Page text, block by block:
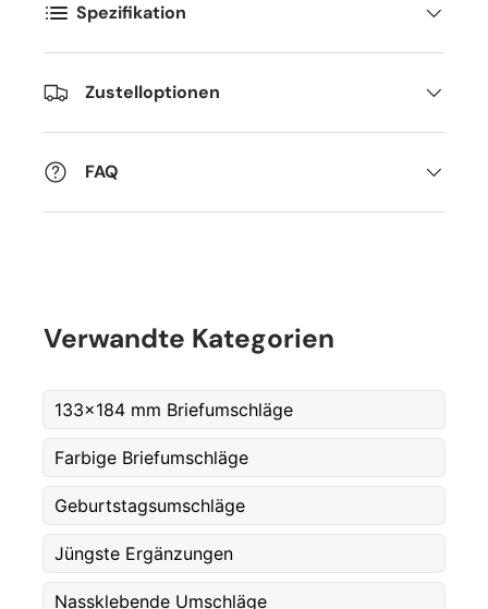
Fornavn *
Spezifikation
Zustelloptionen
FAQ
Verwandte Kategorien
133x184 mm Briefumschläge
Farbige Briefumschläge
Geburtstagsumschläge
Jüngste Ergänzungen
Nassklebende Umschläge